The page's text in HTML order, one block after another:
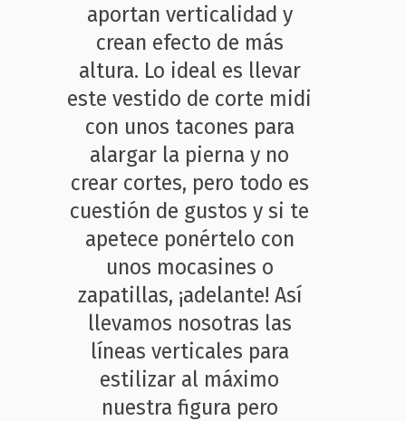
aportan verticalidad y
crean efecto de más
altura. Lo ideal es llevar
este vestido de corte midi
con unos tacones para
alargar la pierna y no
crear cortes, pero todo es
cuestión de gustos y si te
apetece ponértelo con
unos mocasines o
zapatillas, ¡adelante! Así
llevamos nosotras las
líneas verticales para
estilizar al máximo
nuestra figura pero